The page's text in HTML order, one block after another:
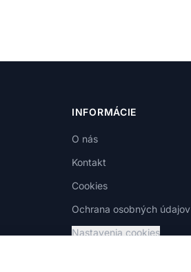
INFORMÁCIE
O nás
Kontakt
Cookies
Ochrana osobných údajov
Nastavenia cookies